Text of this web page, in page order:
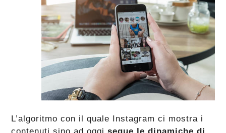
L’algoritmo con il quale Instagram ci mostra i